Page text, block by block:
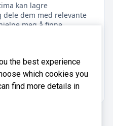
kan lagre
dem med relevante
meg å finne
Få tilbud
the best experience
which cookies you
find more details in